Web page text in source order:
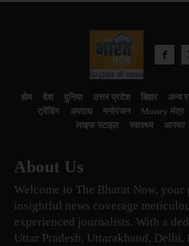
होम देश दुनिया उत्तर प्रदेश बिहार अन्य
ट्रेंडिंग
अपराध मनोरंजन Money मंत्र
लाइफ स्टाइल
स्वास्थ्य आस्था
About Us
Welcome to The Bharat Now,
insightful news coverage
experienced journalists. With a
Uttar Pradesh, Uttarakhand, Delhi,